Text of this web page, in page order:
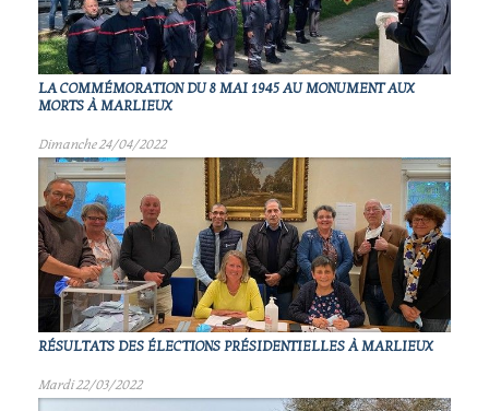
LA COMMÉMORATION DU 8 MAI 1945 AU MONUMENT AUX
MORTS À MARLIEUX
Dimanche 24/04/2022
RÉSULTATS DES ÉLECTIONS PRÉSIDENTIELLES À MARLIEUX
Mardi 22/03/2022